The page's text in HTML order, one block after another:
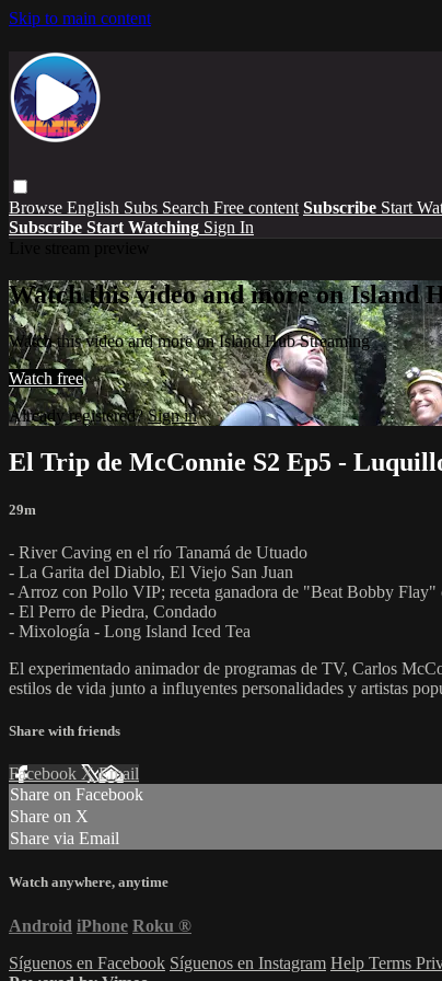
Skip to main content
Browse English Subs Search Free content Subscribe Start
Subscribe Start Watching Sign In
Watch this video and more on Island
Watch this video and more on Island Hub Streaming
Watch free
Already registered?Sign in
El Trip de McConnie S2 Ep5 -
29m
- River Caving en el río Tanamá de Utuado
- La Garita del Diablo, El Viejo San Juan
- Arroz con Pollo VIP; receta ganadora de "Beat Bobby Flay"
- El Perro de Piedra, Condado
- Mixología - Long Island Iced Tea
El experimentado animador de programas de TV, Carlos
estilos de vida junto a influyentes personalidades y artistas
Share with friends
Facebook XEmail
Share on Facebook
Share on X
Share via Email
Watch anywhere, anytime
Android iPhone Roku ®
Síguenos en Facebook Síguenos en Instagram Help Terms